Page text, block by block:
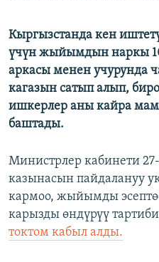
Кыргызстанда кен
үчүн жыйымдын наркы
аркасы менен учурунда
кагазын сатып алып,
ишкерлер аны кайра
баштады.
Министрлер кабинети
казынасын пайдалануу
кармоо, жыйымды
карызды өндүрүү
токтом кабыл алды.